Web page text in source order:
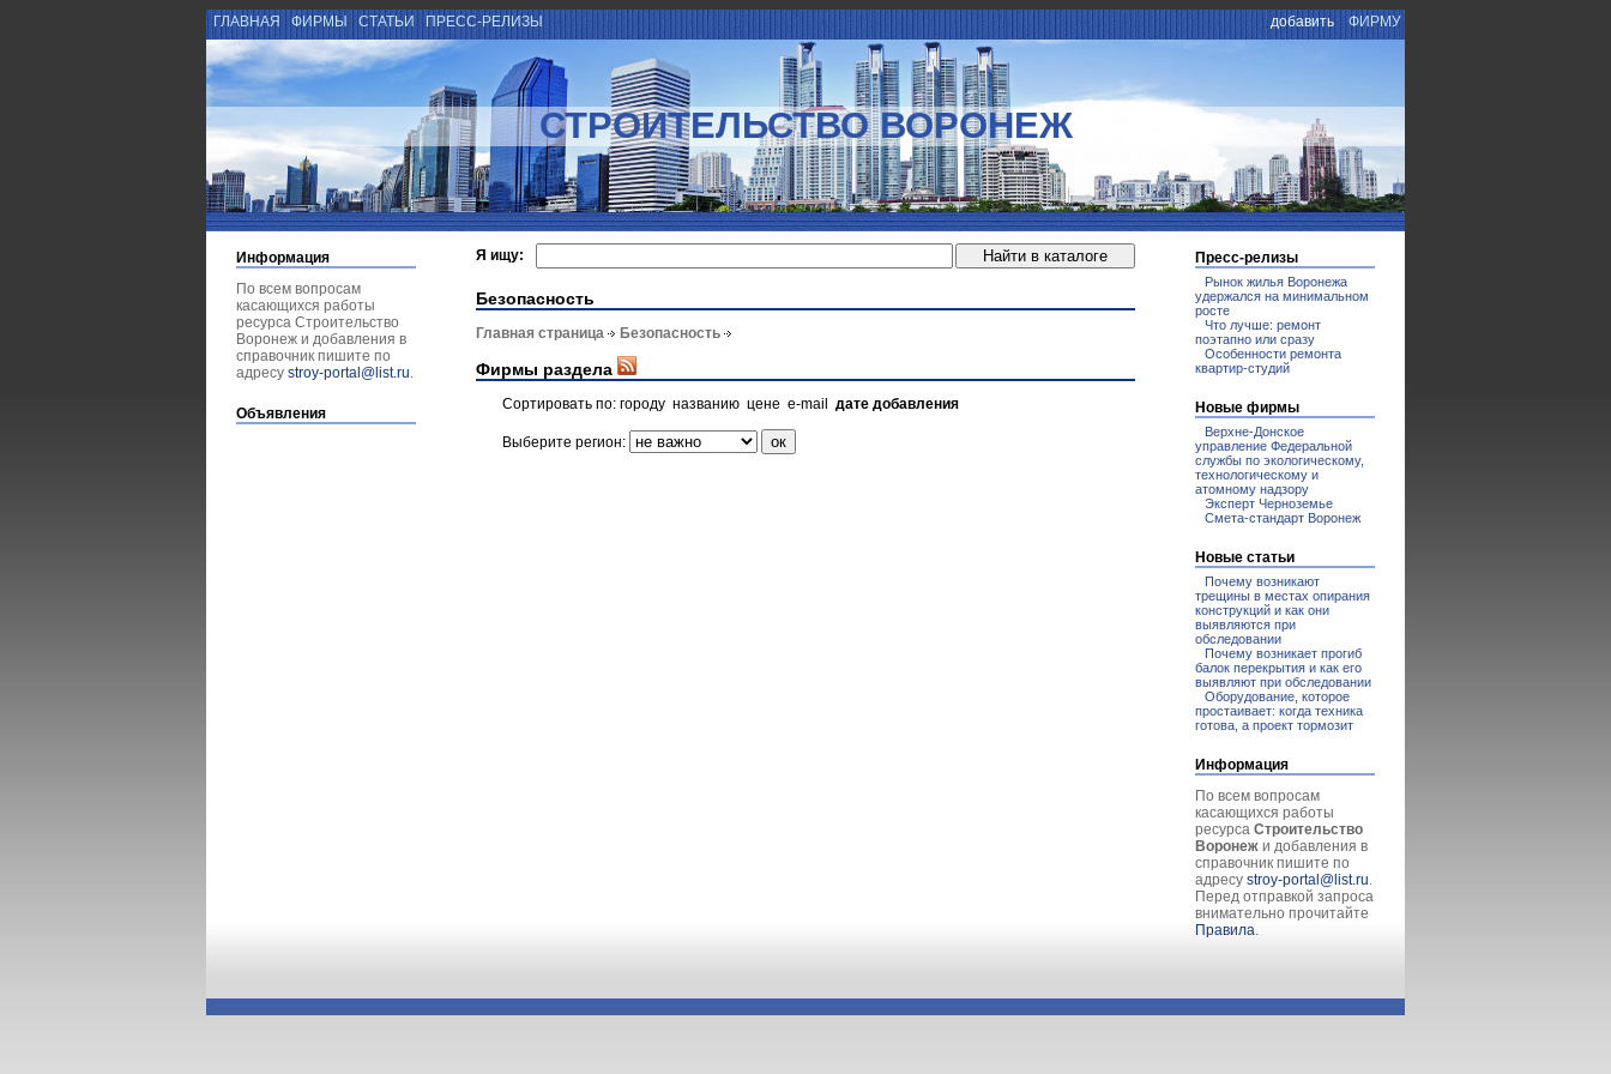
ГЛАВНАЯ ФИРМЫ СТАТЬИ ПРЕСС-РЕЛИЗЫ добавить ФИРМУ
СТРОИТЕЛЬСТВО ВОРОНЕЖ
Информация
По всем вопросам
касающихся работы
ресурса Строительство
Воронеж и добавления в
справочник пишите по
адресу stroy-portal@list.ru.
Объявления
Я ищу:
Безопасность
Главная страница Безопасность
Фирмы раздела
Сортировать по: городу названию цене e-mail дате добавления
Выберите регион:
Пресс-релизы
Рынок жилья Воронежа
удержался на минимальном
росте
Что лучше: ремонт
поэтапно или сразу
Особенности ремонта
квартир-студий
Новые фирмы
Верхне-Донское
управление Федеральной
службы по экологическому,
технологическому и
атомному надзору
Эксперт Черноземье
Смета-стандарт Воронеж
Новые статьи
Почему возникают
трещины в местах опирания
конструкций и как они
выявляются при
обследовании
Почему возникает прогиб
балок перекрытия и как его
выявляют при обследовании
Оборудование, которое
простаивает: когда техника
готова, а проект тормозит
Информация
По всем вопросам
касающихся работы
ресурса Строительство
Воронеж и добавления в
справочник пишите по
адресу stroy-portal@list.ru.
Перед отправкой запроса
внимательно прочитайте
Правила.